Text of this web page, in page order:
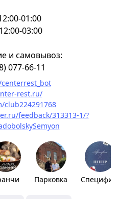
01:00
03:00
и самовывоз:
077-66-11
rest.ru/
club224291768
feedback/313313-1/?
Парковка